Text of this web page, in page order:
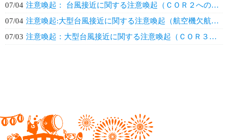
07/04 注意喚起： 台風接近に関する注意喚起（ＣＯＲ２への引き上げ）及び領事窓口閉鎖...
07/04 注意喚起:大型台風接近に関する注意喚起（航空機欠航情報）（第３報）
07/03 注意喚起：大型台風接近に関する注意喚起（ＣＯＲ３の発令）（第２報）